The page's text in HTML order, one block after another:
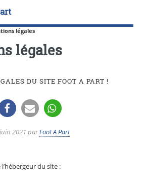
légales
légales
DU SITE FOOT A PART !
2021 parFoot A Part
du site :